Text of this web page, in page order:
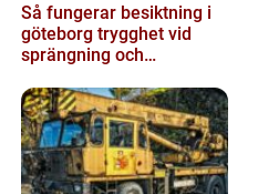
Så fungerar besiktning i
göteborg trygghet vid
sprängning och